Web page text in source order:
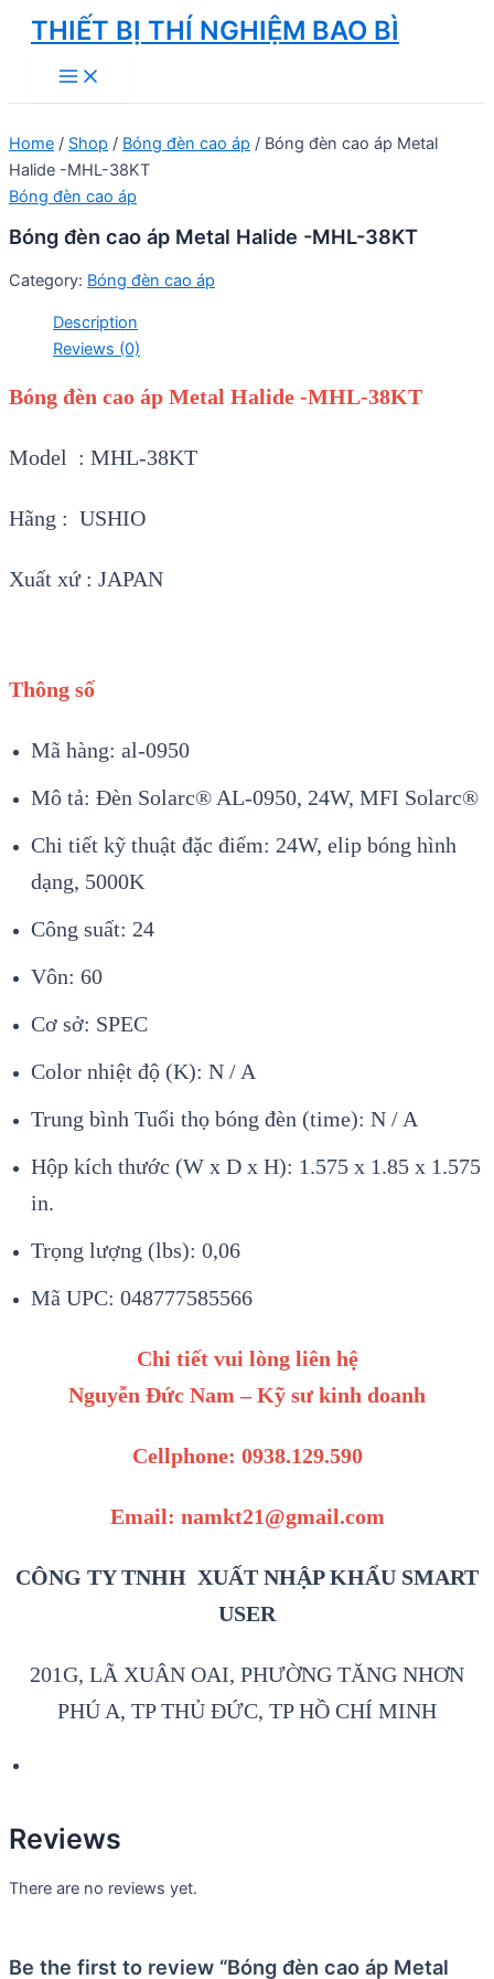
Skip
content
THIẾT BỊ THÍ NGHIỆM BAO BÌ
Main
Menu
Home / Shop / Bóng đèn cao áp / Bóng đèn cao áp Metal
Halide -MHL-38KT
Bóng đèn cao áp
Bóng đèn cao áp Metal Halide -MHL-38KT
Category: Bóng đèn cao áp
Description
Reviews (0)
Bóng đèn cao áp Metal Halide -MHL-38KT
Model : MHL-38KT
Hãng : USHIO
Xuất xứ : JAPAN
Thông số
Mã hàng: al-0950
Mô tả: Đèn Solarc® AL-0950, 24W, MFI Solarc®
Chi tiết kỹ thuật đặc điểm: 24W, elip bóng hình
dạng, 5000K
Công suất: 24
Vôn: 60
Cơ sở: SPEC
Color nhiệt độ (K): N / A
Trung bình Tuổi thọ bóng đèn (time): N / A
Hộp kích thước (W x D x H): 1.575 x 1.85 x 1.575
in.
Trọng lượng (lbs): 0,06
Mã UPC: 048777585566
Chi tiết vui lòng liên hệ
Nguyễn Đức Nam – Kỹ sư kinh doanh
Cellphone: 0938.129.590
Email: namkt21@gmail.com
CÔNG TY TNHH XUẤT NHẬP KHẨU SMART
USER
201G, LÃ XUÂN OAI, PHƯỜNG TĂNG NHƠN
PHÚ A, TP THỦ ĐỨC, TP HỒ CHÍ MINH
Reviews
There are no reviews yet.
Be the first to review “Bóng đèn cao áp Metal